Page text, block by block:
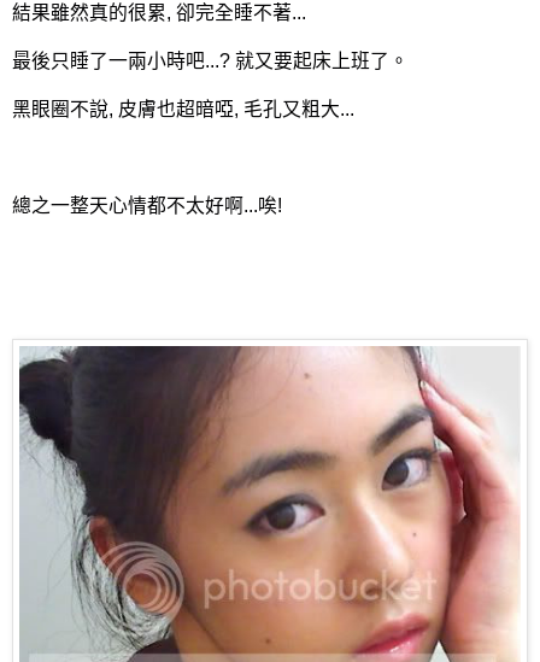
結果雖然真的很累, 卻完全睡不著...
最後只睡了一兩小時吧...? 就又要起床上班了。
黑眼圈不說, 皮膚也超暗啞, 毛孔又粗大...
總之一整天心情都不太好啊...唉!